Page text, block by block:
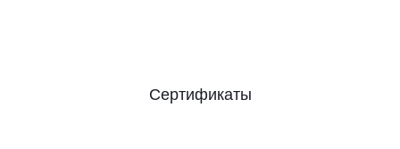
Сертификаты